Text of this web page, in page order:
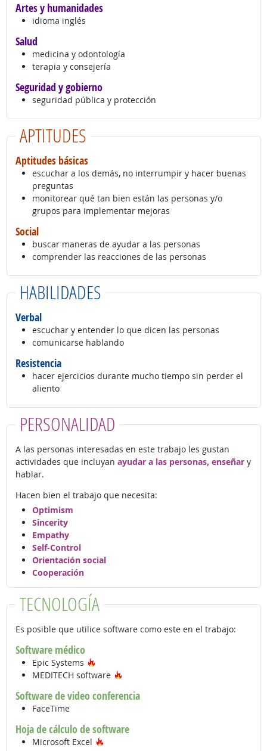
Artes y humanidades
idioma inglés
Salud
medicina y odontología
terapia y consejería
Seguridad y gobierno
seguridad pública y protección
APTITUDES
Aptitudes básicas
escuchar a los demás, no interrumpir y hacer buenas
preguntas
monitorear qué tan bien están las personas y/o
grupos para implementar mejoras
Social
buscar maneras de ayudar a las personas
comprender las reacciones de las personas
HABILIDADES
Verbal
escuchar y entender lo que dicen las personas
comunicarse hablando
Resistencia
hacer ejercicios durante mucho tiempo sin perder el
aliento
PERSONALIDAD
A las personas interesadas en este trabajo les gustan
actividades que incluyan ayudar a las personas, enseñary
hablar.
Hacen bien el trabajo que necesita:
Optimism
Sincerity
Empathy
Self-Control
Orientación social
Cooperación
TECNOLOGÍA
Es posible que utilice software como este en el trabajo:
Software médico
Epic Systems
MEDITECH software
Software de video conferencia
FaceTime
Hoja de cálculo de software
Microsoft Excel